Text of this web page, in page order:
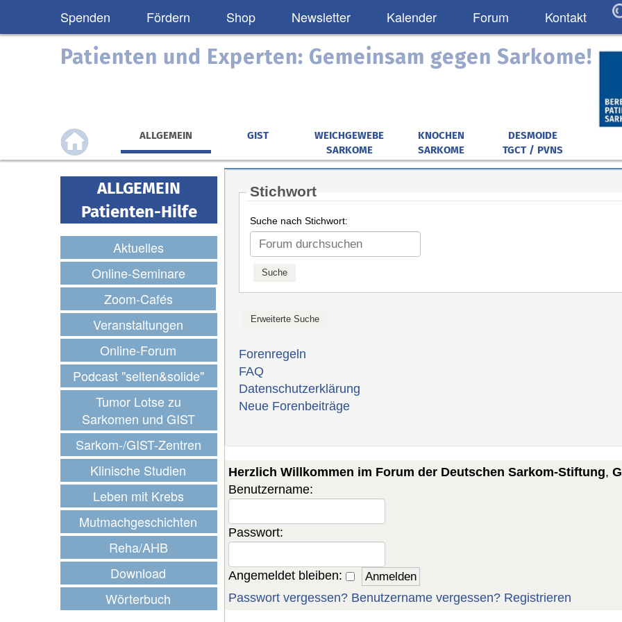
Spenden Fördern Shop Newsletter Kalender Forum Kontakt
Patienten und Experten: Gemeinsam gegen Sarkome!
ALLGEMEIN GIST
WEICHGEWEBE
SARKOME
KNOCHEN
SARKOME
DESMOIDE
TGCT / PVNS
ALLGEMEIN
Patienten-Hilfe
Aktuelles
Online-Seminare
Zoom-Cafés
Veranstaltungen
Online-Forum
Podcast "selten&solide"
Tumor Lotse zu
Sarkomen und GIST
Sarkom-/GIST-Zentren
Klinische Studien
Leben mit Krebs
Mutmachgeschichten
Reha/AHB
Download
Wörterbuch
Stichwort
Suche nach Stichwort:
Forenregeln
FAQ
Datenschutzerklärung
Neue Forenbeiträge
Herzlich Willkommen im Forum der Deutschen Sarkom-Stiftung,
Benutzername:
Passwort:
Angemeldet bleiben:
Passwort vergessen? Benutzername vergessen? Registrieren